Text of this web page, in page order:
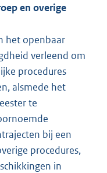
en overige
het openbaar
verleend om
procedures
alsmede het
te
bij een
procedures,
in